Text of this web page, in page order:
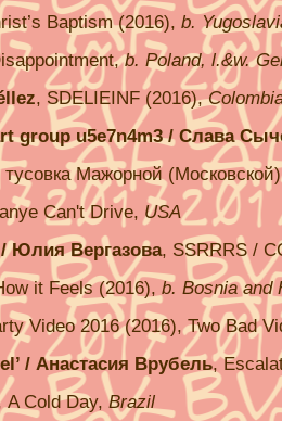
Baptism (2016), b.
b. Poland, l.&w.
, SDELIEINF (2016),
group u5e7n4m3 / Слава
Мажорной
Can't Drive, USA
Юлия Вергазова, SSRRRS /
it Feels (2016), b. Bosnia and
Video 2016 (2016), Two Bad
/ Анастасия Врубель,
A Cold Day, Brazil